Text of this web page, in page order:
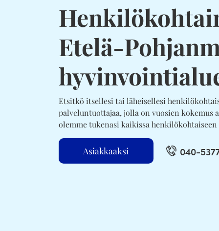
Etelä-
Etsitkö itsellesi tai läheisellesi
palveluntuottajaa, jolla on vuosien kokemus
olemme tukenasi kaikissa
Asiakkaaksi 040-